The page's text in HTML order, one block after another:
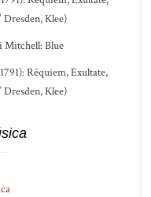
Klee)
Mitchell: Blue
Réquiem, Exultate,
Klee)